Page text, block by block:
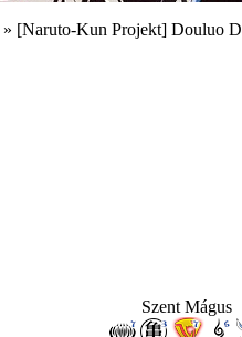
» [Naruto-Kun Projekt] Douluo
Szent Mágus